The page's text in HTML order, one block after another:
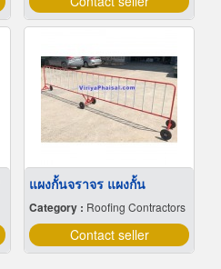
แผงกั้นจราจร แผงกั้น
Category : Roofing Contractors
Contact seller